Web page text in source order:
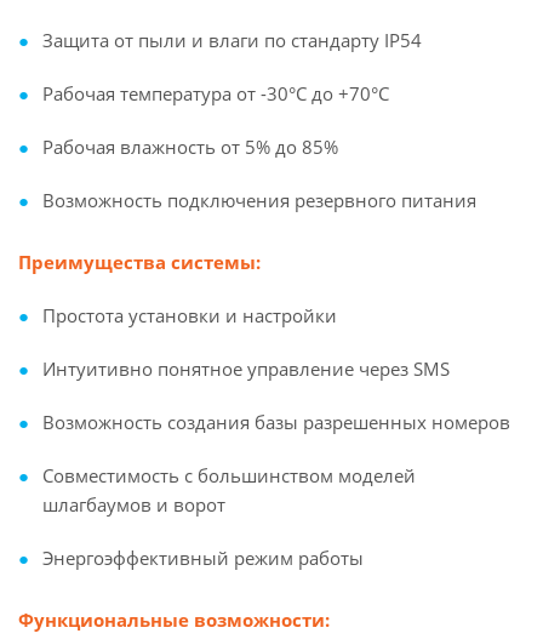
Защита от пыли и влаги по стандарту IP54
Рабочая температура от -30°C до +70°C
Рабочая влажность от 5% до 85%
Возможность подключения резервного питания
Преимущества системы:
Простота установки и настройки
Интуитивно понятное управление через SMS
Возможность создания базы разрешенных номеров
Совместимость с большинством моделей
шлагбаумов и ворот
Энергоэффективный режим работы
Функциональные возможности: